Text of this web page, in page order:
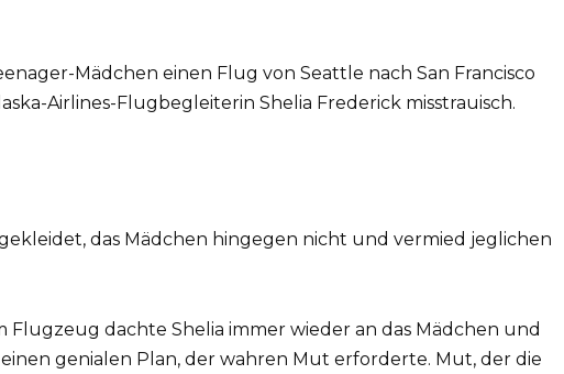
Mädchen einen Flug von Seattle nach San Francisco
Airlines-Flugbegleiterin Shelia Frederick misstrauisch.
das Mädchen hingegen nicht und vermied jeglichen
Flugzeug dachte Shelia immer wieder an das Mädchen und
genialen Plan, der wahren Mut erforderte. Mut, der die